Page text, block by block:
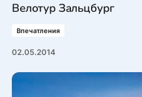
Велотур Зальцбург
Впечатления
02.05.2014